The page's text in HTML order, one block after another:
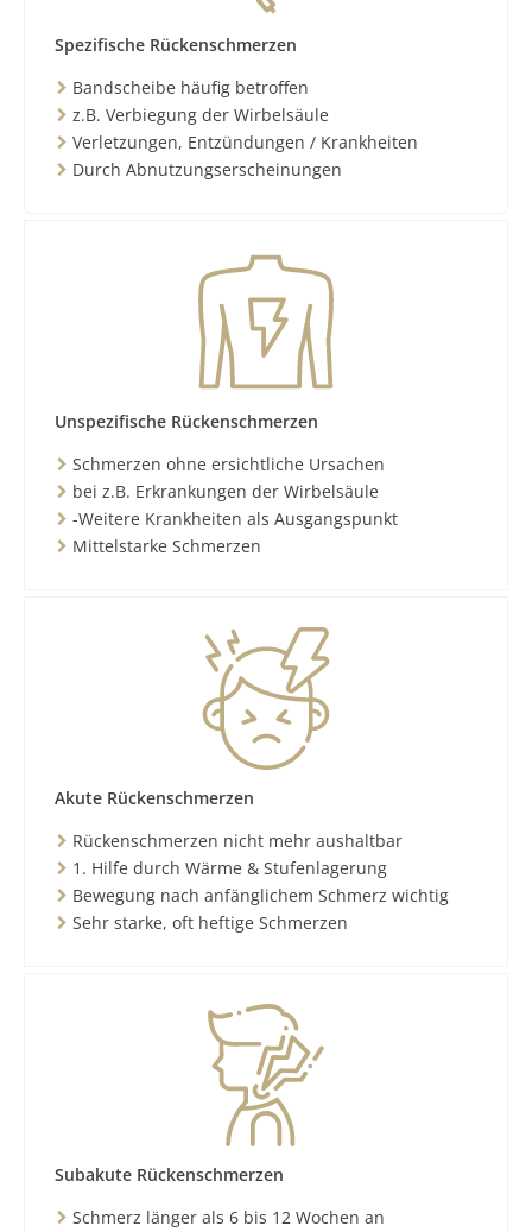
Spezifische Rückenschmerzen
Bandscheibe häufig betroffen
z.B. Verbiegung der Wirbelsäule
Verletzungen, Entzündungen / Krankheiten
Durch Abnutzungserscheinungen
Unspezifische Rückenschmerzen
Schmerzen ohne ersichtliche Ursachen
bei z.B. Erkrankungen der Wirbelsäule
-Weitere Krankheiten als Ausgangspunkt
Mittelstarke Schmerzen
Akute Rückenschmerzen
Rückenschmerzen nicht mehr aushaltbar
1. Hilfe durch Wärme & Stufenlagerung
Bewegung nach anfänglichem Schmerz wichtig
Sehr starke, oft heftige Schmerzen
Subakute Rückenschmerzen
Schmerz länger als 6 bis 12 Wochen an